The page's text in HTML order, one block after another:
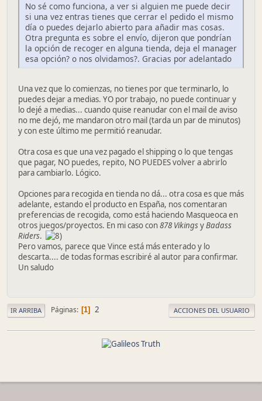
No sé como funciona, a ver si alguien me puede decir
si una vez entras tienes que cerrar el pedido el mismo
día o puedes dejarlo abierto para añadir mas cosas.
Otra pregunta es sobre el envío, dijeron que pondrían
la opción de recoger en alguna tienda, deja el manager
esa opción? o nos olvidamos?. Gracias por adelantado
Una vez que lo comienzas, no tienes por que terminarlo, lo
puedes dejar a medias. YO por trabajo, no puede continuar y
lo dejé a medias... cuando quise reanudar con el mail de aviso
no me dejó, me mandaron otro mail (tarda un par de minutos)
y con este último me permitió reanudar.
Otra cosa es que una vez pagado el shipping o lo que tengas
que pagar, NO puedes, repito, NO PUEDES volver a abrirlo
para cambiarlo. Lógico.
Opciones para recogida en tienda no dá... otra cosa es que más
adelante, estando el producto en España, nos comentaran
preferencias de recogida, como está haciendo Masqueoca en
otros juegos/proyectos. En mi caso con878 VikingsyBadass
Riders.
Pero vamos, parece que Vince está más enterado y lo
descarta.... de todas formas escribiré al autor para confirmar.
Un saludo
IR ARRIBA Páginas 1 2 ACCIONES DEL USUARIO